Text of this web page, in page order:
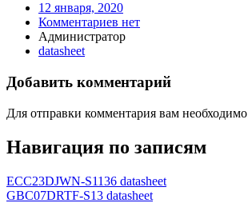
12 января, 2020
Комментариев нет
Администратор
datasheet
Добавить комментарий
Для отправки комментария вам необходимо
Навигация по записям
ECC23DJWN-S1136 datasheet
GBC07DRTF-S13 datasheet